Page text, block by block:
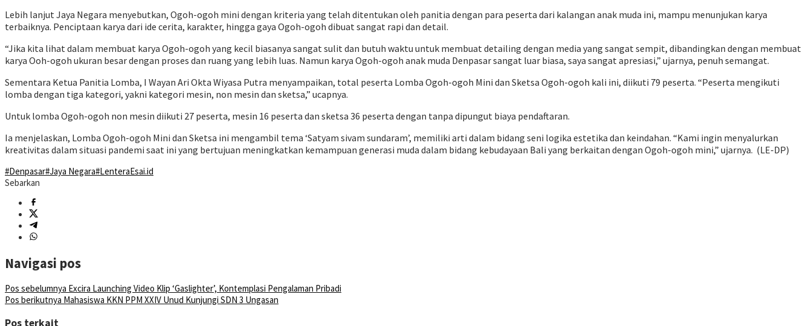
Lebih lanjut Jaya Negara menyebutkan, Ogoh-ogoh mini dengan kriteria yang telah ditentukan oleh panitia dengan para peserta dari kalangan anak muda ini, mampu menunjukan karya
terbaiknya. Penciptaan karya dari ide cerita, karakter, hingga gaya Ogoh-ogoh dibuat sangat rapi dan detail.
“Jika kita lihat dalam membuat karya Ogoh-ogoh yang kecil biasanya sangat sulit dan butuh waktu untuk membuat detailing dengan media yang sangat sempit, dibandingkan dengan membuat
karya Ooh-ogoh ukuran besar dengan proses dan ruang yang lebih luas. Namun karya Ogoh-ogoh anak muda Denpasar sangat luar biasa, saya sangat apresiasi,” ujarnya, penuh semangat.
Sementara Ketua Panitia Lomba, I Wayan Ari Okta Wiyasa Putra menyampaikan, total peserta Lomba Ogoh-ogoh Mini dan Sketsa Ogoh-ogoh kali ini, diikuti 79 peserta. “Peserta mengikuti
lomba dengan tiga kategori, yakni kategori mesin, non mesin dan sketsa,” ucapnya.
Untuk lomba Ogoh-ogoh non mesin diikuti 27 peserta, mesin 16 peserta dan sketsa 36 peserta dengan tanpa dipungut biaya pendaftaran.
Ia menjelaskan, Lomba Ogoh-ogoh Mini dan Sketsa ini mengambil tema ‘Satyam sivam sundaram’, memiliki arti dalam bidang seni logika estetika dan keindahan. “Kami ingin menyalurkan
kreativitas dalam situasi pandemi saat ini yang bertujuan meningkatkan kemampuan generasi muda dalam bidang kebudayaan Bali yang berkaitan dengan Ogoh-ogoh mini,” ujarnya. (LE-DP)
#Denpasar#Jaya Negara#LenteraEsai.id
Sebarkan
Navigasi pos
Pos sebelumnya Excira Launching Video Klip ‘Gaslighter’, Kontemplasi Pengalaman Pribadi
Pos berikutnya Mahasiswa KKN PPM XXIV Unud Kunjungi SDN 3 Ungasan
Pos terkait